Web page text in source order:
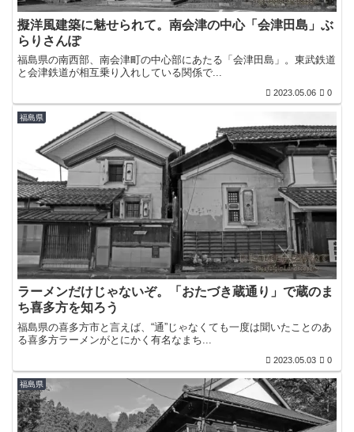
擬洋風建築に魅せられて。南会津の中心「会津田島」ぶ
らりさんぽ
福島県の南西部、南会津町の中心部にあたる「会津田島」。東武鉄道
と会津鉄道が相互乗り入れしている関係で...
2023.05.06 0
福島県
ラーメンだけじゃないぞ。「おたづき蔵通り」で蔵のま
ち喜多方を知ろう
福島県の喜多方市と言えば、“通”じゃなくても一度は聞いたことのあ
る喜多方ラーメンがとにかく有名なまち...
2023.05.03 0
福島県